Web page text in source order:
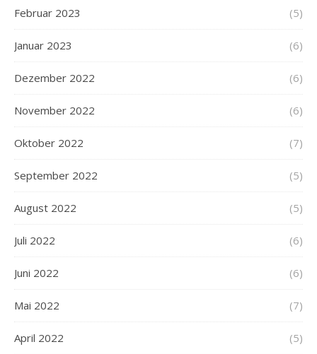
Februar 2023 (5)
Januar 2023 (6)
Dezember 2022 (6)
November 2022 (6)
Oktober 2022 (7)
September 2022 (5)
August 2022 (5)
Juli 2022 (6)
Juni 2022 (6)
Mai 2022 (7)
April 2022 (5)